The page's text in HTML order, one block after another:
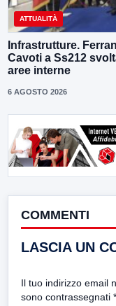
ATTUALITÀ
Infrastrutture.
Cavoti a Ss212
aree interne
6 AGOSTO 2026
COMMENTI
LASCIA UN
Il tuo indirizzo email
sono contrassegnati *